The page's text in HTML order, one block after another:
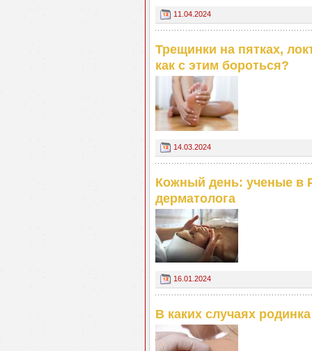
11.04.2024
Трещинки на пятках,
как с этим бороться?
14.03.2024
Кожный день: ученые в
дерматолога
16.01.2024
В каких случаях